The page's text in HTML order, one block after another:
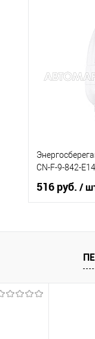
CN-F-9-842-E14
516 руб. /
Купить в 1 клик